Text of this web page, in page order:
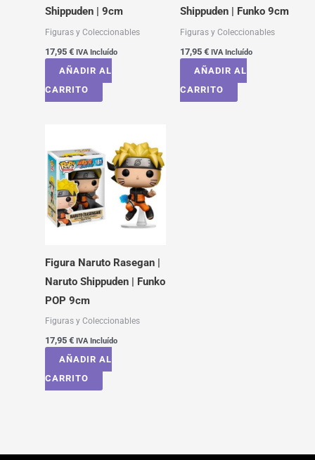
Shippuden | 9cm
Figuras y Coleccionables
17,95 € IVA Incluído
AÑADIR AL
CARRITO
Shippuden | Funko 9cm
Figuras y Coleccionables
17,95 € IVA Incluído
AÑADIR AL
CARRITO
Figura Naruto Rasegan |
Naruto Shippuden | Funko
POP 9cm
Figuras y Coleccionables
17,95 € IVA Incluído
AÑADIR AL
CARRITO